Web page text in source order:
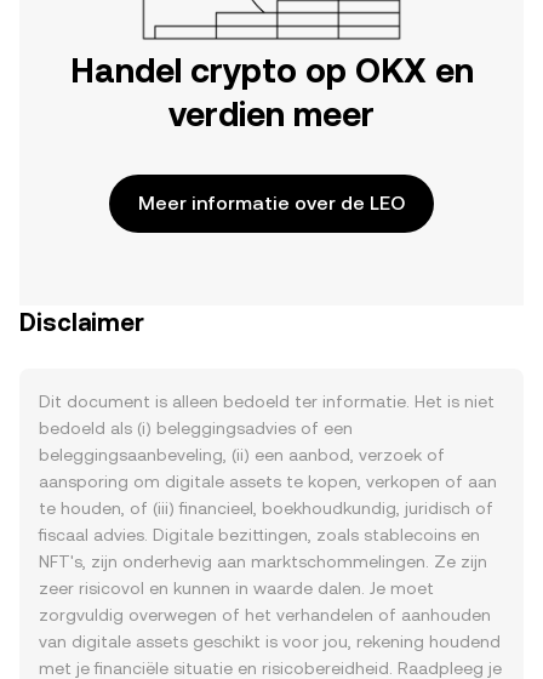
Handel crypto op OKX en
verdien meer
Meer informatie over de LEO
Disclaimer
Dit document is alleen bedoeld ter informatie. Het is niet
bedoeld als (i) beleggingsadvies of een
beleggingsaanbeveling, (ii) een aanbod, verzoek of
aansporing om digitale assets te kopen, verkopen of aan
te houden, of (iii) financieel, boekhoudkundig, juridisch of
fiscaal advies. Digitale bezittingen, zoals stablecoins en
NFT's, zijn onderhevig aan marktschommelingen. Ze zijn
zeer risicovol en kunnen in waarde dalen. Je moet
zorgvuldig overwegen of het verhandelen of aanhouden
van digitale assets geschikt is voor jou, rekening houdend
met je financiële situatie en risicobereidheid. Raadpleeg je